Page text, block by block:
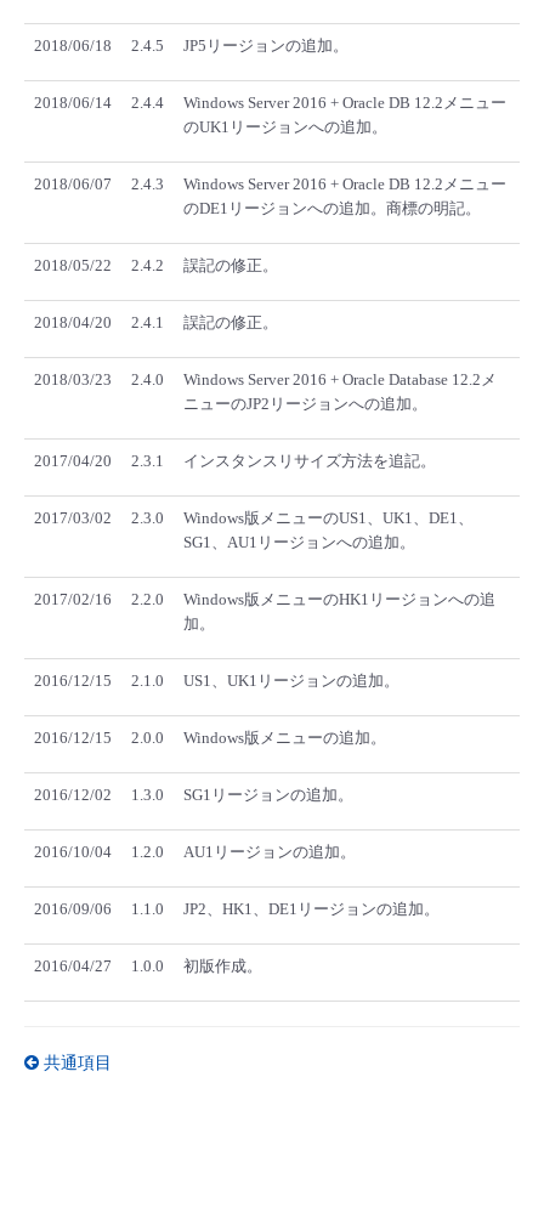
2018/06/18 2.4.5 JP5リージョンの追加。
2018/06/14 2.4.4
Windows Server 2016 + Oracle DB 12.2メニュー
のUK1リージョンへの追加。
2018/06/07 2.4.3
Windows Server 2016 + Oracle DB 12.2メニュー
のDE1リージョンへの追加。商標の明記。
2018/05/22 2.4.2 誤記の修正。
2018/04/20 2.4.1 誤記の修正。
2018/03/23 2.4.0
Windows Server 2016 + Oracle Database 12.2メ
ニューのJP2リージョンへの追加。
2017/04/20 2.3.1 インスタンスリサイズ方法を追記。
2017/03/02 2.3.0
Windows版メニューのUS1、UK1、DE1、
SG1、AU1リージョンへの追加。
2017/02/16 2.2.0
Windows版メニューのHK1リージョンへの追
加。
2016/12/15 2.1.0 US1、UK1リージョンの追加。
2016/12/15 2.0.0 Windows版メニューの追加。
2016/12/02 1.3.0 SG1リージョンの追加。
2016/10/04 1.2.0 AU1リージョンの追加。
2016/09/06 1.1.0 JP2、HK1、DE1リージョンの追加。
2016/04/27 1.0.0 初版作成。
共通項目